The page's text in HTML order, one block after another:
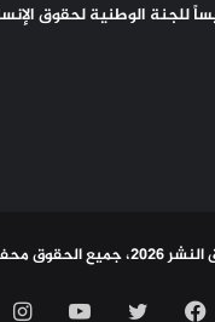
للجنة الوطنية لحقوق
الحقوق محفوظة |